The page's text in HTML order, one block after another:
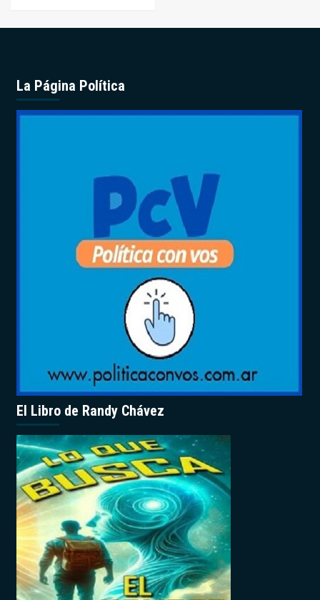
La Página Política
El Libro de Randy Chávez